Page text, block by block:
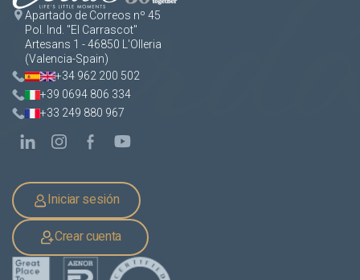
Apartado de Correos nº 45
Pol. Ind. "El Carrascot"
Artesans 1 - 46850 L'Olleria
(Valencia-Spain)
+34 962 200 502
+39 0694 806 334
+33 249 880 967
Iniciar sesión
Crear cuenta